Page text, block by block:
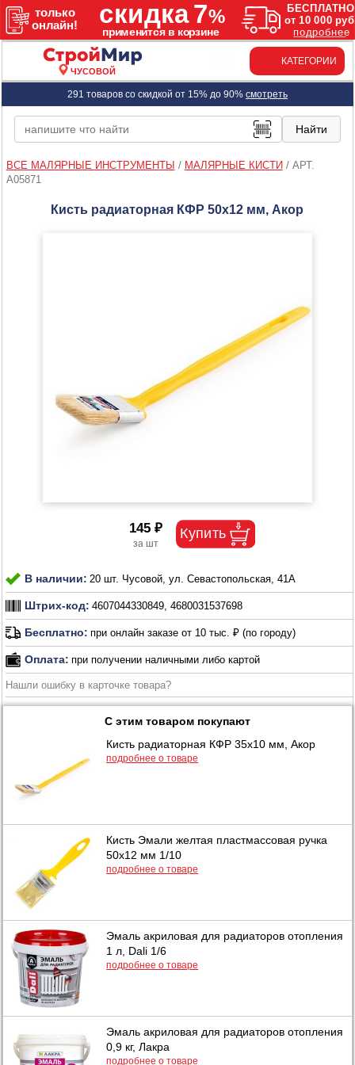
ЧУСОВОЙ
КАТЕГОРИИ
291 товаров со скидкой от 15% до 90% смотреть
ВСЕ МАЛЯРНЫЕ ИНСТРУМЕНТЫ / МАЛЯРНЫЕ КИСТИ / АРТ.
A05871
Кисть радиаторная КФР 50х12 мм, Акор
145 ₽
В наличии: 20 шт. Чусовой, ул. Севастопольская, 41А
Штрих-код: 4607044330849, 4680031537698
Бесплатно: при онлайн заказе от 10 тыс. ₽ (по городу)
Оплата: при получении наличными либо картой
Нашли ошибку в карточке товара?
С этим товаром покупают
Кисть радиаторная КФР 35х10 мм, Акор
подробнее о товаре
Кисть Эмали желтая пластмассовая ручка
50х12 мм 1/10
подробнее о товаре
Эмаль акриловая для радиаторов отопления
1 л, Dali 1/6
подробнее о товаре
Эмаль акриловая для радиаторов отопления
0,9 кг, Лакра
подробнее о товаре